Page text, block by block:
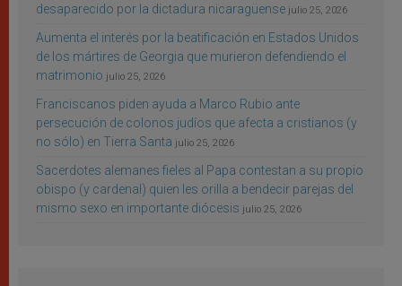
desaparecido por la dictadura nicaragüense julio 25, 2026
Aumenta el interés por la beatificación en Estados Unidos
de los mártires de Georgia que murieron defendiendo el
matrimonio julio 25, 2026
Franciscanos piden ayuda a Marco Rubio ante
persecución de colonos judíos que afecta a cristianos (y
no sólo) en Tierra Santa julio 25, 2026
Sacerdotes alemanes fieles al Papa contestan a su propio
obispo (y cardenal) quien les orilla a bendecir parejas del
mismo sexo en importante diócesis julio 25, 2026